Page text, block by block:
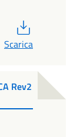
Scarica
Rev2